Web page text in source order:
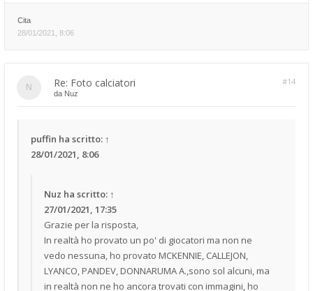
Cita
28/01/2021, 8:06
Re: Foto calciatori #14
da Nuz
puffin ha scritto: ↑
28/01/2021, 8:06
Nuz ha scritto: ↑
27/01/2021, 17:35
Grazie per la risposta,
In realtà ho provato un po' di giocatori ma non ne
vedo nessuna, ho provato MCKENNIE, CALLEJON,
LYANCO, PANDEV, DONNARUMA A.,sono sol alcuni, ma
in realtà non ne ho ancora trovati con immagini, ho